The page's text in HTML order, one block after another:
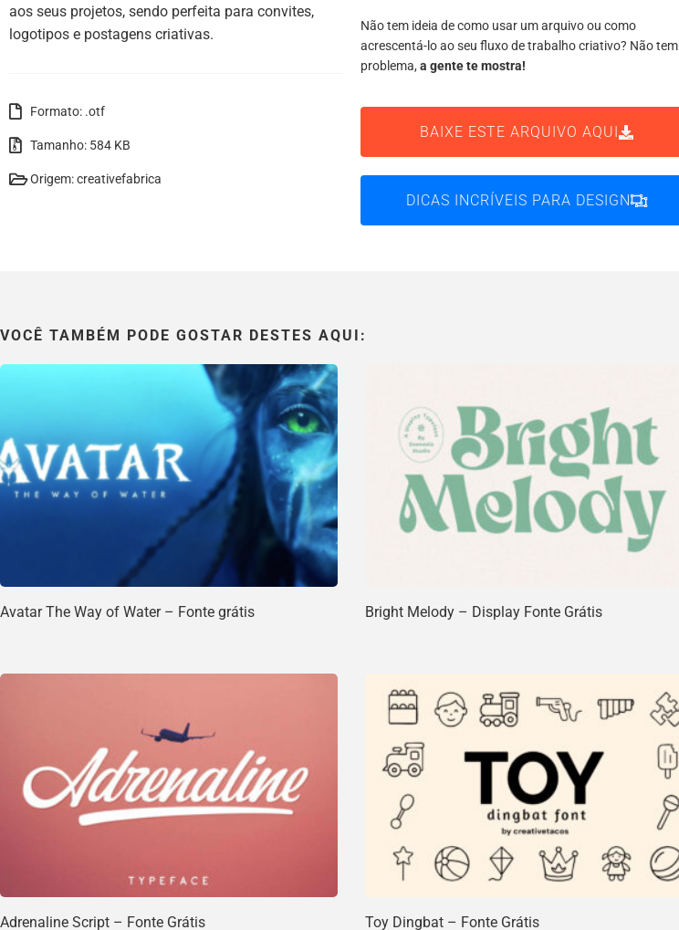
aos seus projetos, sendo perfeita para convites,
logotipos e postagens criativas.
Formato: .otf
Tamanho: 584 KB
Origem: creativefabrica
Não tem ideia de como usar um arquivo ou como
acrescentá-lo ao seu fluxo de trabalho criativo? Não tem
problema, a gente te mostra!
BAIXE ESTE ARQUIVO AQUI
DICAS INCRÍVEIS PARA DESIGN
VOCÊ TAMBÉM PODE GOSTAR DESTES AQUI:
Avatar The Way of Water – Fonte grátis Bright Melody – Display Fonte Grátis
Adrenaline Script – Fonte Grátis Toy Dingbat – Fonte Grátis